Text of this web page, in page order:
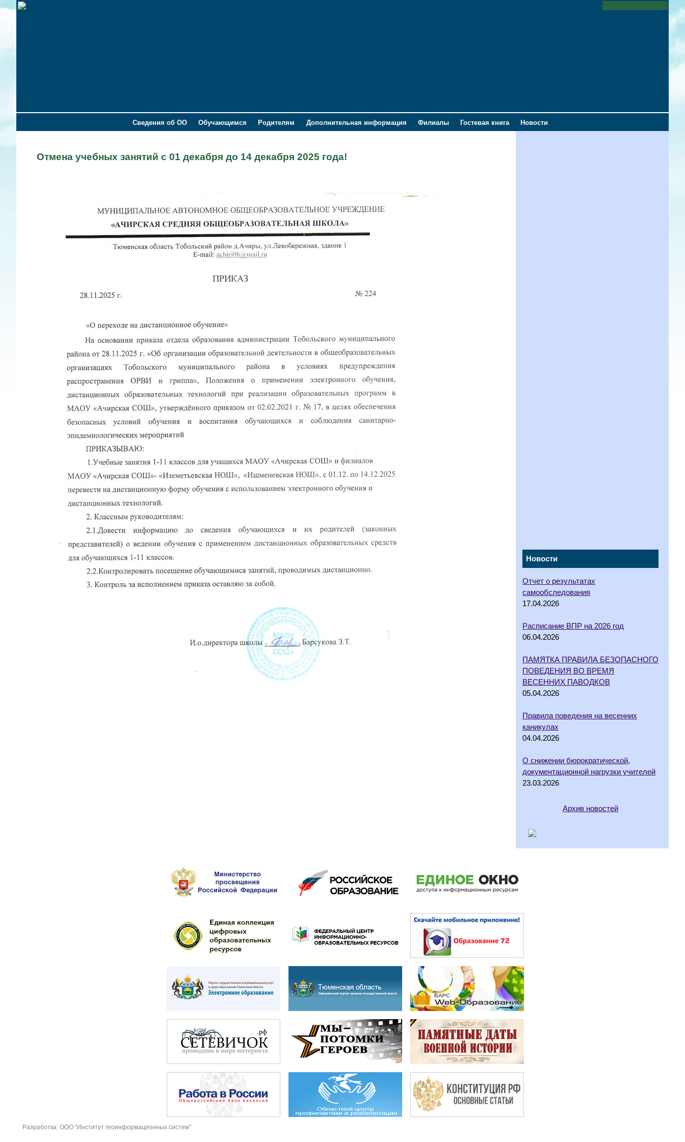
Сведения об ОО Обучающимся Родителям Дополнительная информация Филиалы Гостевая книга Новости
Новости
Отчет о результатах
самообследования
17.04.2026
Расписание ВПР на 2026 год
06.04.2026
ПАМЯТКА ПРАВИЛА БЕЗОПАСНОГО
ПОВЕДЕНИЯ ВО ВРЕМЯ
ВЕСЕННИХ ПАВОДКОВ
05.04.2026
Правила поведения на весенних
каникулах
04.04.2026
О снижении бюрократической,
документационной нагрузки учителей
23.03.2026
Архив новостей
Отмена учебных занятий с 01 декабря до 14 декабря 2025 года!
Разработка: ООО "Институт геоинформационных систем"